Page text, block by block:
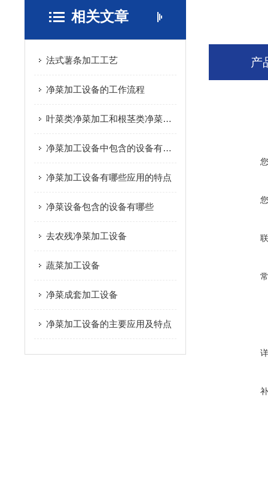
相关文章
法式薯条加工工艺
净菜加工设备的工作流程
叶菜类净菜加工和根茎类净菜加工这个两种模式的区别是什么？
净菜加工设备中包含的设备有哪些
净菜加工设备有哪些应用的特点
净菜设备包含的设备有哪些
去农残净菜加工设备
蔬菜加工设备
净菜成套加工设备
净菜加工设备的主要应用及特点
产